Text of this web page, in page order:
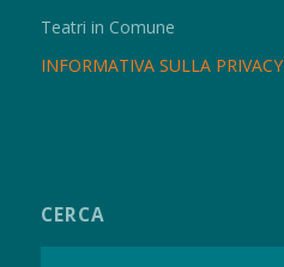
Teatri in Comune
INFORMATIVA SULLA PRIVACY
CERCA